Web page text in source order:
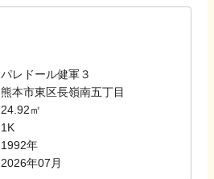
パレドール健軍３
熊本市東区長嶺南五丁目
24.92㎡
1K
1992年
2026年07月